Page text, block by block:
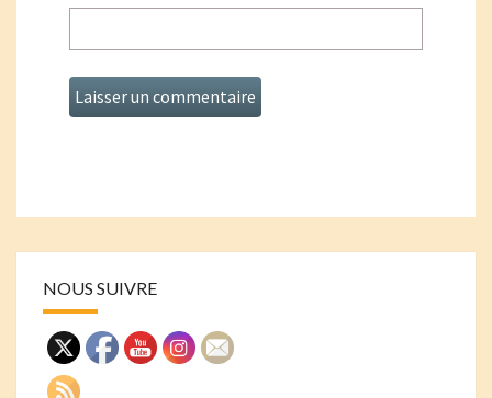
NOUS SUIVRE